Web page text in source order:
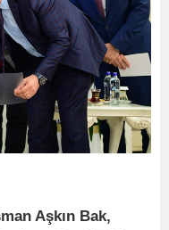
Aşkın Bak,